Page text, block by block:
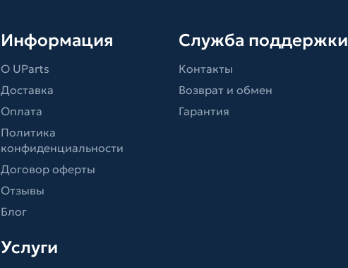
Информация
О UParts
Доставка
Оплата
Политика
конфиденциальности
Договор оферты
Отзывы
Блог
Услуги
Служба поддержки
Контакты
Возврат и обмен
Гарантия